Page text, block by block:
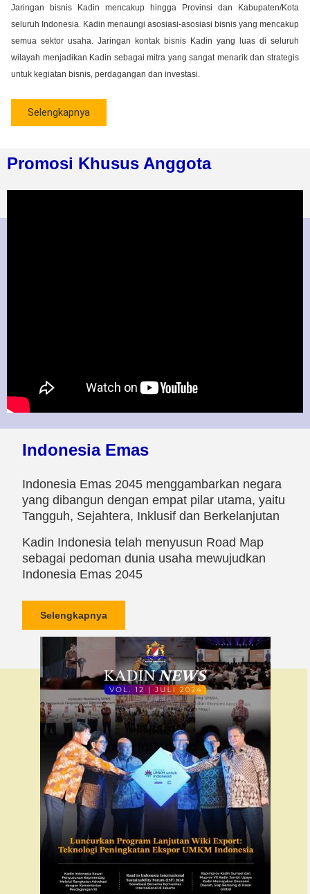
Jaringan bisnis Kadin mencakup hingga Provinsi dan Kabupaten/Kota
seluruh Indonesia. Kadin menaungi asosiasi-asosiasi bisnis yang mencakup
semua sektor usaha. Jaringan kontak bisnis Kadin yang luas di seluruh
wilayah menjadikan Kadin sebagai mitra yang sangat menarik dan strategis
untuk kegiatan bisnis, perdagangan dan investasi.
Selengkapnya
Promosi Khusus Anggota
Indonesia Emas
Indonesia Emas 2045 menggambarkan negara
yang dibangun dengan empat pilar utama, yaitu
Tangguh, Sejahtera, Inklusif dan Berkelanjutan
Kadin Indonesia telah menyusun Road Map
sebagai pedoman dunia usaha mewujudkan
Indonesia Emas 2045
Selengkapnya